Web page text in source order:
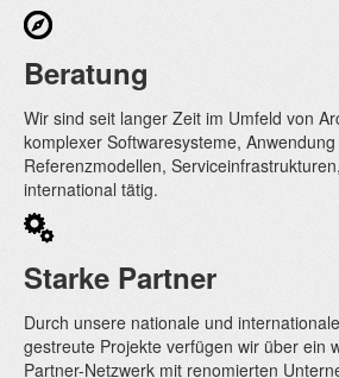
Beratung
Wir sind seit langer Zeit im Umfeld von
komplexer Softwaresysteme, Anwendung
Referenzmodellen,
international tätig.
Starke Partner
Durch unsere nationale und
gestreute Projekte verfügen wir über ein
Partner-Netzwerk mit renomierten